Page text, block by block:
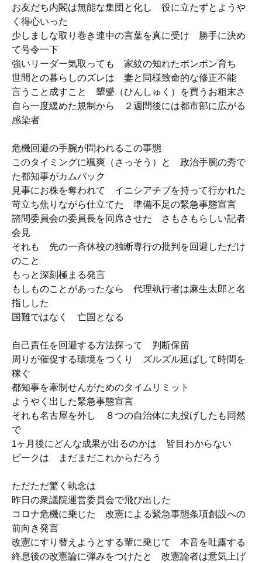
お友だち内閣は無能な集団と化し 役に立たずとようや
く得心いった
少しましな取り巻き連中の言葉を真に受け 勝手に決め
て号令一下
強いリーダー気取っても 家紋の知れたボンボン育ち
世間との暮らしのズレは 妻と同様致命的な修正不能
言うこと成すこと 顰蹙（ひんしゅく）を買うお粗末さ
自ら一度緩めた規制から ２週間後には都市部に広がる
感染者
危機回避の手腕が問われるこの事態
このタイミングに颯爽（さっそう）と 政治手腕の秀で
た都知事がカムバック
見事にお株を奪われて イニシアチブを持って行かれた
苛立ち焦りながら仕立てた 準備不足の緊急事態宣言
諮問委員会の委員長を同席させた さもさもらしい記者
会見
それも 先の一斉休校の独断専行の批判を回避しただけ
のこと
もっと深刻極まる発言
もしものことがあったなら 代理執行者は麻生太郎と名
指しした
国難ではなく 亡国となる
自己責任を回避する方法探って 判断保留
周りが催促する環境をつくり ズルズル延ばして時間を
稼ぐ
都知事を牽制せんがためのタイムリミット
ようやく出した緊急事態宣言
それも名古屋を外し ８つの自治体に丸投げしたも同然
で
1ヶ月後にどんな成果が出るのかは 皆目わからない
ピークは まだまだこれからだろう
ただただ驚く執念は
昨日の衆議院運営委員会で飛び出した
コロナ危機に乗じた 改憲による緊急事態条項創設への
前向き発言
改憲にすり替えようとする輩に乗じて 本音を吐露する
終息後の改憲論に弾みをつけたと 改憲論者は意気上げ